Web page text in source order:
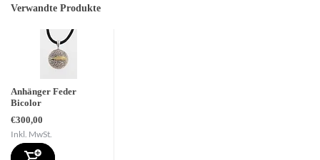
Verwandte Produkte
Anhänger Feder
Bicolor
€300,00
Inkl. MwSt.